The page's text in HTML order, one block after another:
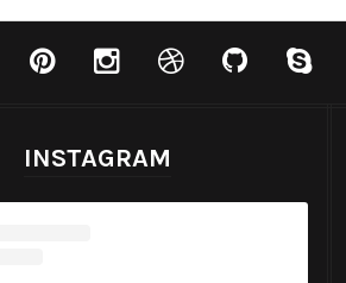
INSTAGRAM